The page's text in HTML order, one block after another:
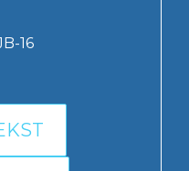
16